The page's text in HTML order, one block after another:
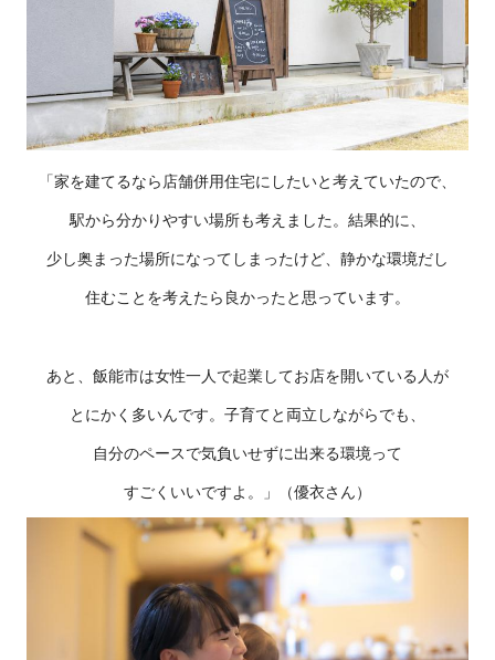
「家を建てるなら店舗併用住宅にしたいと考えていたので、
駅から分かりやすい場所も考えました。結果的に、
少し奥まった場所になってしまったけど、静かな環境だし
住むことを考えたら良かったと思っています。
あと、飯能市は女性一人で起業してお店を開いている人が
とにかく多いんです。子育てと両立しながらでも、
自分のペースで気負いせずに出来る環境って
すごくいいですよ。」（優衣さん）